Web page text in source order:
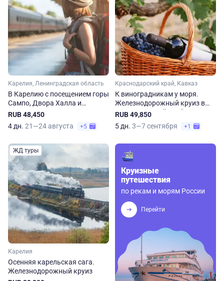
Карелия, Ленинградская область
В Карелию с посещением горы
Сампо, Двора Халла и
Марциальных вод.
RUB 48,450
4 дн. 21—24 августа +5
Краснодарский край, Кавказ
К виноградникам у моря.
Железнодорожный круиз в
Краснодарский край
RUB 49,850
5 дн. 3—7 сентября +1
ЖД туры
Карелия
Осенняя карельская сага.
Железнодорожный круиз
Круизные
путешествия
по рекам и морям России
Перейти